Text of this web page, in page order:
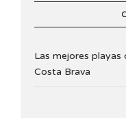
Las mejores playas
Costa Brava